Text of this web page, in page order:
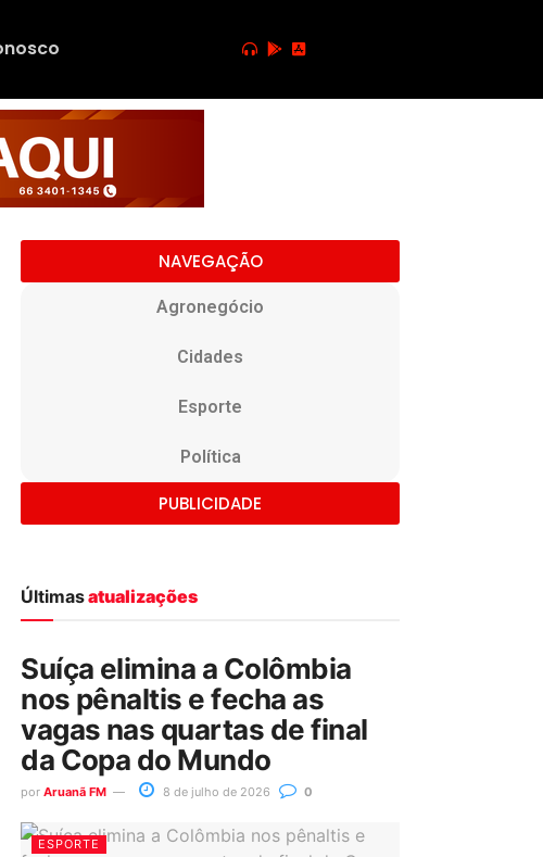
NAVEGAÇÃO
Agronegócio
Cidades
Esporte
Política
PUBLICIDADE
Últimasatualizações
Suíça elimina a Colômbia
nos pênaltis e fecha as
vagas nas quartas de final
da Copa do Mundo
por Aruanã FM 8 de julho de 2026 0
ESPORTE